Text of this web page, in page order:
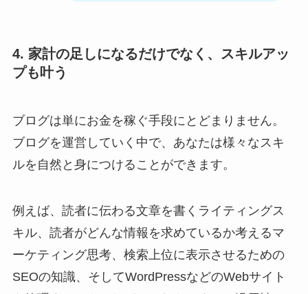
4. 家計の足しになるだけでなく、スキルアッ
プも叶う
ブログは単にお金を稼ぐ手段にとどまりません。
ブログを運営していく中で、あなたは様々なスキ
ルを自然と身につけることができます。
例えば、読者に伝わる文章を書くライティングス
キル、読者がどんな情報を求めているか考えるマ
ーケティング思考、検索上位に表示させるための
SEOの知識、そしてWordPressなどのWebサイト